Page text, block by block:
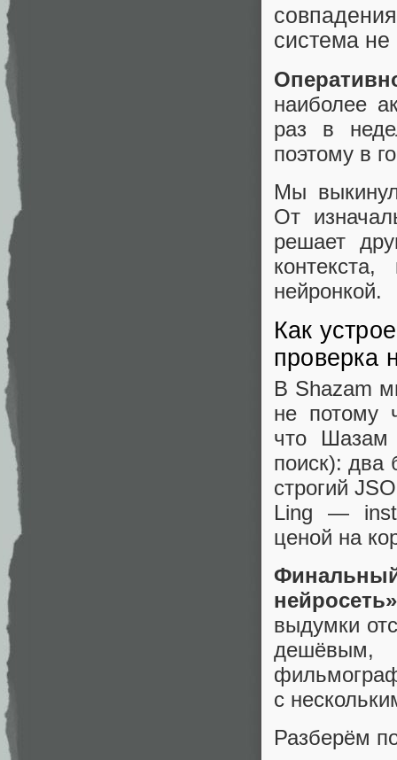
система не
наиболее
раз в
поэтому в
Мы
От
решает
нейронкой.
Как
проверка
В Shazam
не потому
что
поиск): два
строгий
Ling —
ценой на
нейросеть»
выдумки
дешёвым,
с
Разберём